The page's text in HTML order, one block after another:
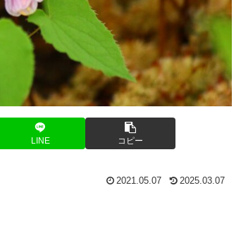
LINE コピー
2021.05.07 2025.03.07